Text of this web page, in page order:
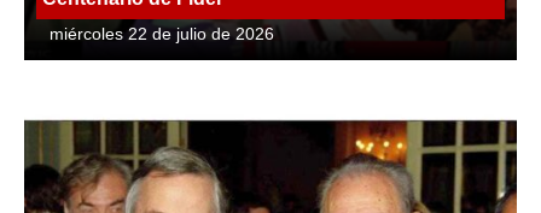
miércoles 22 de julio de 2026